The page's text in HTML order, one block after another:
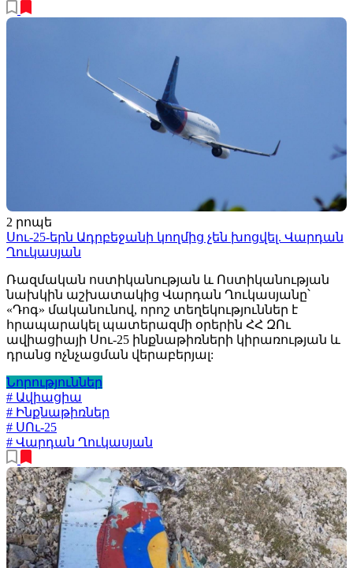
2 րոպե
Սու-25-երն Ադրբեջանի կողմից չեն խոցվել. Վարդան
Ղուկասյան
Ռազմական ոստիկանության և Ոստիկանության
նախկին աշխատակից Վարդան Ղուկասյանը՝
«Դոգ» մականունով, որոշ տեղեկություններ է
հրապարակել պատերազմի օրերին ՀՀ ԶՈւ
ավիացիայի Սու-25 ինքնաթիռների կիրառության և
դրանց ոչնչացման վերաբերյալ:
Նորություններ
# Ավիացիա
# Ինքնաթիռներ
# ՍՈւ-25
# Վարդան Ղուկասյան